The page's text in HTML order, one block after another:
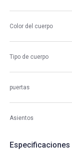
Color del cuerpo
Tipo de cuerpo
puertas
Asientos
Especificaciones